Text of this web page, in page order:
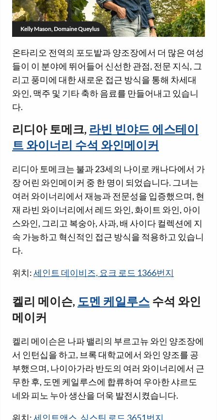
Kelly Mason, Domaine Queylus
온타리오 전역의 포도밭과 양조장에서 더 많은 여성
들이 이 분야에 뛰어들어 신선한 관점, 전문 지식, 그
리고 풍미에 대한 새로운 접근 방식을 통해 차세대
와인, 맥주 및 기타 축하 음료를 만들어내고 있습니
다.
리디아 토메크,라빈 빈야드 에스테이
트 와이너리 수석 와인메이커
리디아 토메크는 불과 23세의 나이로 캐나다에서 가
장 어린 와인메이커 중 한 명이 되었습니다. 그녀는
여러 와이너리에서 재능과 전문성을 입증했으며, 현
재 라빈 와이너리에서 레드 와인, 화이트 와인, 아이
스와인, 그리고 복숭아, 사과, 배 사이다 컬렉션에 지
속 가능하고 혁신적인 접근 방식을 적용하고 있습니
다.
위치:세인트 데이비즈, 요크 로드 1366번지
켈리 메이슨,도멘 케일루스수석 와인
메이커
켈리 메이슨은 나파 밸리의 부르고뉴 와인 양조장에
서 인턴십을 하고, 브록 대학교에서 와인 양조를 공
부했으며, 나이아가라 반도의 여러 와이너리에서 근
무한 후, 도멘 케일루스에 합류하여 우아한 샤르도
네와 피노 누아 생산을 더욱 발전시켰습니다.
위치: 세인트앤스, 식스틴 로드 3651번지